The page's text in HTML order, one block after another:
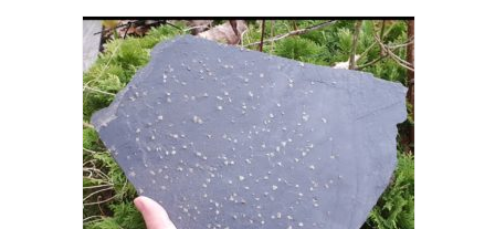
AJOUTER AU PANIER